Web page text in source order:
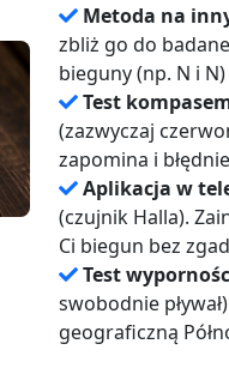
Metoda na
zbliż go do
bieguny (np. N i
Test
(zazwyczaj
zapomina i
Aplikacja w
(czujnik Halla).
Ci biegun bez
Test
swobodnie
geograficzną